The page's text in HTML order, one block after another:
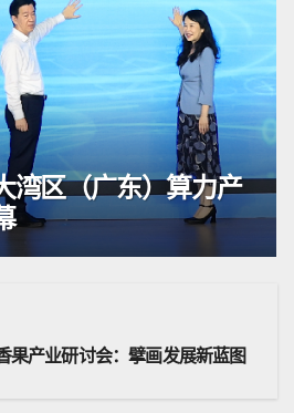
湾区（广东）算力产
果产业研讨会：擘画发展新蓝图